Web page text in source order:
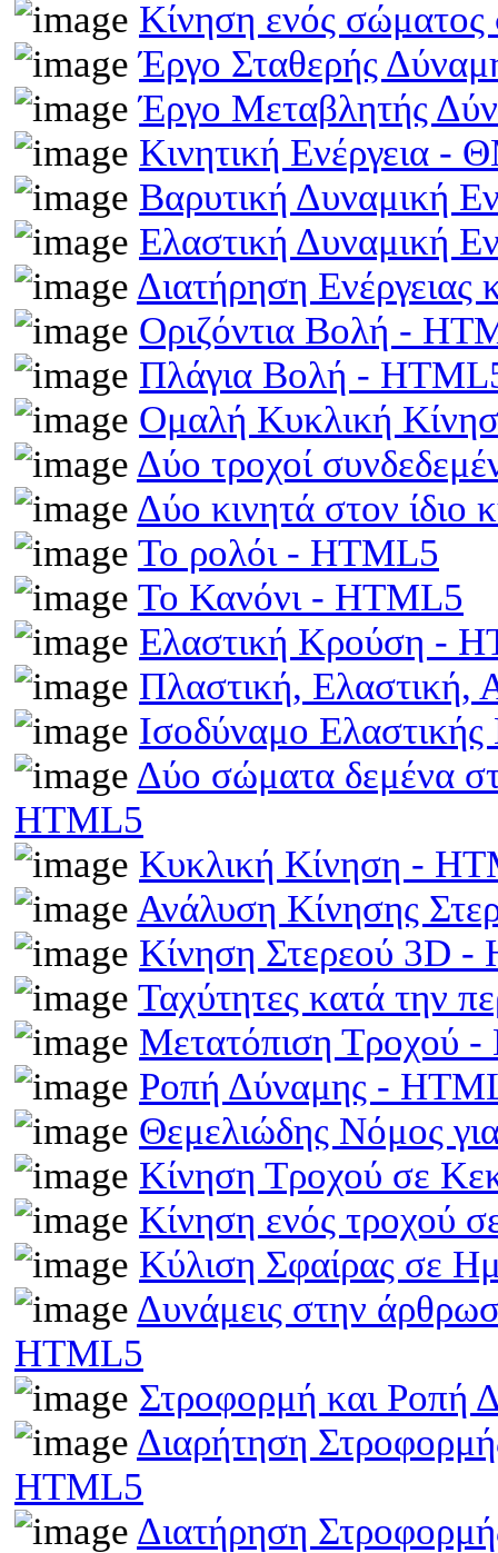
Κίνηση ενός
Έργο Σταθερής
Έργο Μεταβλητής
Κινητική Ενέργεια
Βαρυτική Δυναμική
Ελαστική Δυναμική
Διατήρηση
Οριζόντια Βολή -
Πλάγια Βολή -
Ομαλή Κυκλική
Δύο τροχοί
Δύο κινητά στον
Το ρολόι - HTML5
Το Κανόνι - HTML5
Ελαστική Κρούση -
Πλαστική,
Ισοδύναμο
Δύο σώματα δεμένα
HTML5
Κυκλική Κίνηση -
Ανάλυση Κίνησης
Κίνηση Στερεού 3D -
Ταχύτητες κατά την
Μετατόπιση Τροχού
Ροπή Δύναμης -
Θεμελιώδης Νόμος
Κίνηση Τροχού σε
Κίνηση ενός τροχού
Κύλιση Σφαίρας σε
Δυνάμεις στην
HTML5
Στροφορμή και Ροπή
Διαρήτηση
HTML5
Διατήρηση